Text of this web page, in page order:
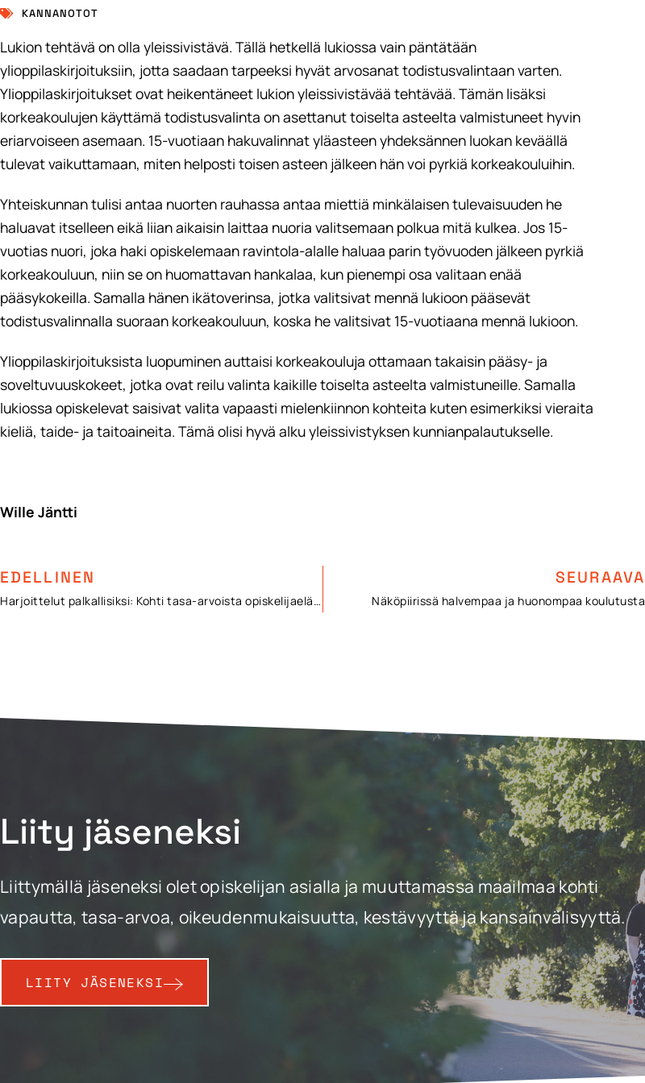
KANNANOTOT
Lukion tehtävä on olla yleissivistävä. Tällä hetkellä lukiossa vain päntätään
ylioppilaskirjoituksiin, jotta saadaan tarpeeksi hyvät arvosanat todistusvalintaan varten.
Ylioppilaskirjoitukset ovat heikentäneet lukion yleissivistävää tehtävää. Tämän lisäksi
korkeakoulujen käyttämä todistusvalinta on asettanut toiselta asteelta valmistuneet hyvin
eriarvoiseen asemaan. 15-vuotiaan hakuvalinnat yläasteen yhdeksännen luokan keväällä
tulevat vaikuttamaan, miten helposti toisen asteen jälkeen hän voi pyrkiä korkeakouluihin.
Yhteiskunnan tulisi antaa nuorten rauhassa antaa miettiä minkälaisen tulevaisuuden he
haluavat itselleen eikä liian aikaisin laittaa nuoria valitsemaan polkua mitä kulkea. Jos 15-
vuotias nuori, joka haki opiskelemaan ravintola-alalle haluaa parin työvuoden jälkeen pyrkiä
korkeakouluun, niin se on huomattavan hankalaa, kun pienempi osa valitaan enää
pääsykokeilla. Samalla hänen ikätoverinsa, jotka valitsivat mennä lukioon pääsevät
todistusvalinnalla suoraan korkeakouluun, koska he valitsivat 15-vuotiaana mennä lukioon.
Ylioppilaskirjoituksista luopuminen auttaisi korkeakouluja ottamaan takaisin pääsy- ja
soveltuvuuskokeet, jotka ovat reilu valinta kaikille toiselta asteelta valmistuneille. Samalla
lukiossa opiskelevat saisivat valita vapaasti mielenkiinnon kohteita kuten esimerkiksi vieraita
kieliä, taide- ja taitoaineita. Tämä olisi hyvä alku yleissivistyksen kunnianpalautukselle.
Wille Jäntti
EDELLINEN
Harjoittelut palkallisiksi: Kohti tasa-arvoista opiskelijaelämää
SEURAAVA
Näköpiirissä halvempaa ja huonompaa koulutusta
Liity jäseneksi
Liittymällä jäseneksi olet opiskelijan asialla ja muuttamassa maailmaa kohti
vapautta, tasa-arvoa, oikeudenmukaisuutta, kestävyyttä ja kansainvälisyyttä.
LIITY JÄSENEKSI